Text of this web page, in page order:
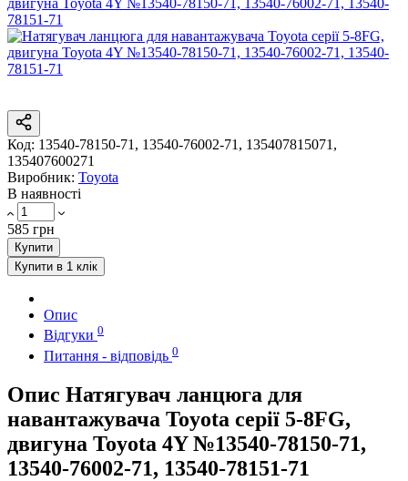
Код: 13540-78150-71, 13540-76002-71, 135407815071,
135407600271
Виробник: Toyota
В наявності
585 грн
Купити
Купити в 1 клік
Опис
Відгуки 0
Питання - відповідь 0
Опис Натягувач ланцюга для
навантажувача Toyota серії 5-8FG,
двигуна Toyota 4Y №13540-78150-71,
13540-76002-71, 13540-78151-71